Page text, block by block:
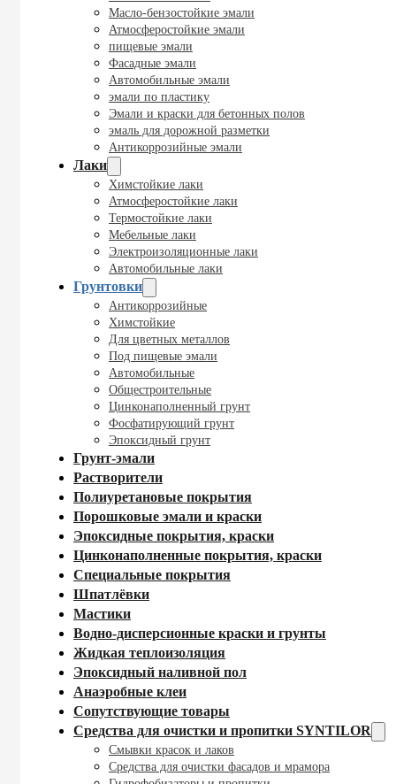
Масло-бензостойкие эмали
Атмосферостойкие эмали
пищевые эмали
Фасадные эмали
Автомобильные эмали
эмали по пластику
Эмали и краски для бетонных полов
эмаль для дорожной разметки
Антикоррозийные эмали
Лаки
Химстойкие лаки
Атмосферостойкие лаки
Термостойкие лаки
Мебельные лаки
Электроизоляционные лаки
Автомобильные лаки
Грунтовки
Антикоррозийные
Химстойкие
Для цветных металлов
Под пищевые эмали
Автомобильные
Общестроительные
Цинконаполненный грунт
Фосфатирующий грунт
Эпоксидный грунт
Грунт-эмали
Растворители
Полиуретановые покрытия
Порошковые эмали и краски
Эпоксидные покрытия, краски
Цинконаполненные покрытия, краски
Специальные покрытия
Шпатлёвки
Мастики
Водно-дисперсионные краски и грунты
Жидкая теплоизоляция
Эпоксидный наливной пол
Анаэробные клеи
Сопутствующие товары
Средства для очистки и пропитки SYNTILOR
Смывки красок и лаков
Средства для очистки фасадов и мрамора